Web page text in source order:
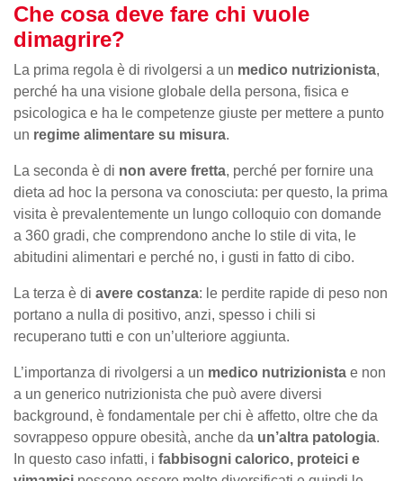
Che cosa deve fare chi vuole
dimagrire?
La prima regola è di rivolgersi a un medico nutrizionista,
perché ha una visione globale della persona, fisica e
psicologica e ha le competenze giuste per mettere a punto
un regime alimentare su misura.
La seconda è di non avere fretta, perché per fornire una
dieta ad hoc la persona va conosciuta: per questo, la prima
visita è prevalentemente un lungo colloquio con domande
a 360 gradi, che comprendono anche lo stile di vita, le
abitudini alimentari e perché no, i gusti in fatto di cibo.
La terza è di avere costanza: le perdite rapide di peso non
portano a nulla di positivo, anzi, spesso i chili si
recuperano tutti e con un’ulteriore aggiunta.
L’importanza di rivolgersi a un medico nutrizionista e non
a un generico nutrizionista che può avere diversi
background, è fondamentale per chi è affetto, oltre che da
sovrappeso oppure obesità, anche da un’altra patologia.
In questo caso infatti, i fabbisogni calorico, proteici e